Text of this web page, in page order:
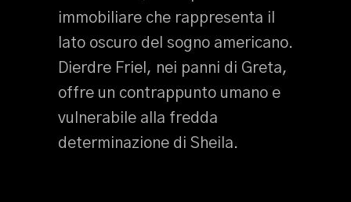
immobiliare che rappresenta il
lato oscuro del sogno americano.
Dierdre Friel, nei panni di Greta,
offre un contrappunto umano e
vulnerabile alla fredda
determinazione di Sheila.